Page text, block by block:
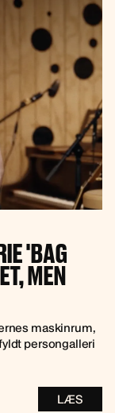
'BAG
MEN
maskinrum,
persongalleri
LÆS